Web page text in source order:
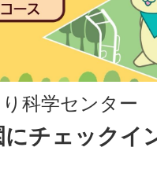
科学センター
にチェックイ